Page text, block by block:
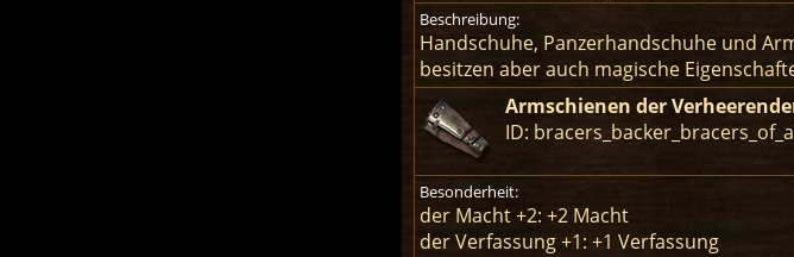
Beschreibung:
Handschuhe, Panzerhandschuhe und
besitzen aber auch magische
Armschienen der
ID:
Besonderheit:
der Macht +2: +2 Macht
der Verfassung +1: +1 Verfassung